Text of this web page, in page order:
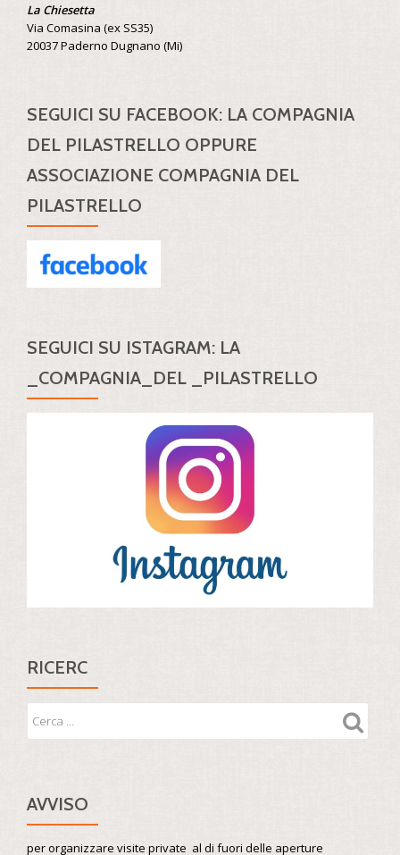
La Chiesetta
Via Comasina (ex SS35)
20037 Paderno Dugnano (Mi)
SEGUICI SU FACEBOOK: LA COMPAGNIA
DEL PILASTRELLO OPPURE
ASSOCIAZIONE COMPAGNIA DEL
PILASTRELLO
SEGUICI SU ISTAGRAM: LA
_COMPAGNIA_DEL _PILASTRELLO
RICERC
AVVISO
per organizzare visite private al di fuori delle aperture